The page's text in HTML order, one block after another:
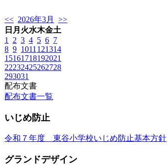
<< 2026年3月
>>
日 月 火水木金土
1
2 3 4 5 6 7
8 9 1011 121314
15161718192021
22232425262728
293031
配布文書
配布文書一覧
いじめ防止
令和７年度 東谷小学校いじめ防止基本方針
グランドデザイン